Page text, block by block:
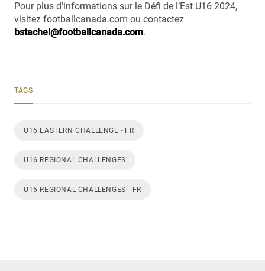
Pour plus d’informations sur le Défi de l’Est U16 2024,
visitez footballcanada.com ou contactez
bstachel@footballcanada.com.
TAGS
U16 EASTERN CHALLENGE - FR
U16 REGIONAL CHALLENGES
U16 REGIONAL CHALLENGES - FR